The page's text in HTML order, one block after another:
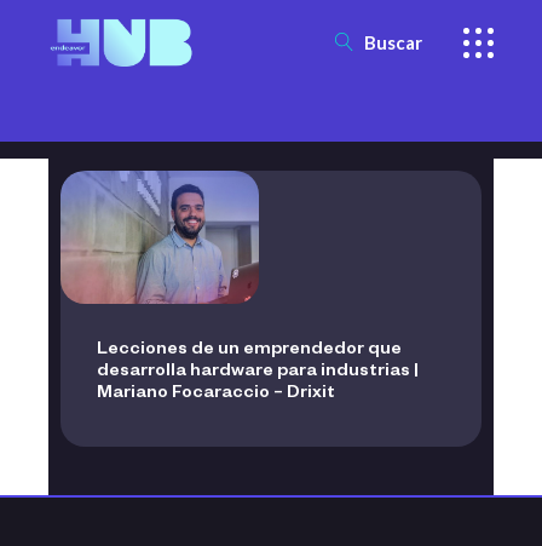
Buscar
Lecciones de un emprendedor que
desarrolla hardware para industrias |
Mariano Focaraccio – Drixit